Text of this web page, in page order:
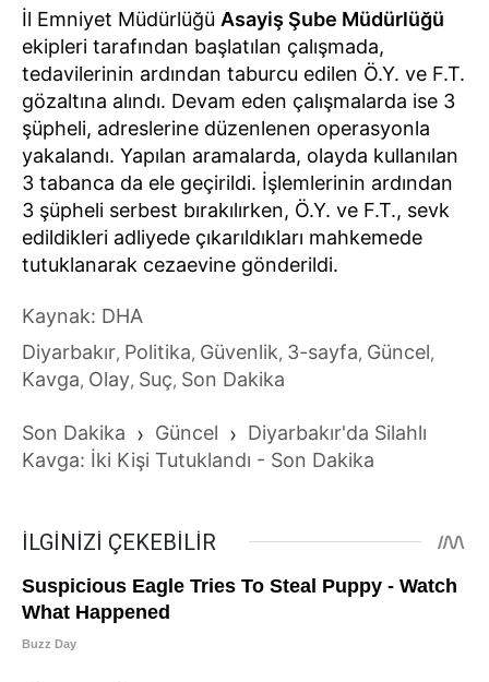
İl Emniyet Müdürlüğü Asayiş Şube Müdürlüğü
ekipleri tarafından başlatılan çalışmada,
tedavilerinin ardından taburcu edilen Ö.Y. ve F.T.
gözaltına alındı. Devam eden çalışmalarda ise 3
şüpheli, adreslerine düzenlenen operasyonla
yakalandı. Yapılan aramalarda, olayda kullanılan
3 tabanca da ele geçirildi. İşlemlerinin ardından
3 şüpheli serbest bırakılırken, Ö.Y. ve F.T., sevk
edildikleri adliyede çıkarıldıkları mahkemede
tutuklanarak cezaevine gönderildi.
Kaynak: DHA
Diyarbakır, Politika, Güvenlik, 3-sayfa, Güncel,
Kavga, Olay, Suç, Son Dakika
Son Dakika › Güncel › Diyarbakır'da Silahlı
Kavga: İki Kişi Tutuklandı - Son Dakika